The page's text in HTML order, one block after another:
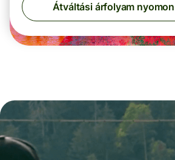
Átváltási árfolyam